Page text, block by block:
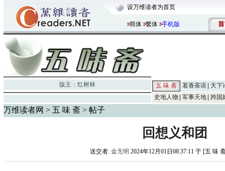
设万维读者为首页
简体 繁体 手机版 首
版主： 红树林 五 味 斋 茗香茶语
天下
史地人物
军事天地 跨国
万维读者网 > 五 味 斋 > 帖子
回想义和团
送交者: 金无明 2024年12月01日08:37:11 于 [五 味